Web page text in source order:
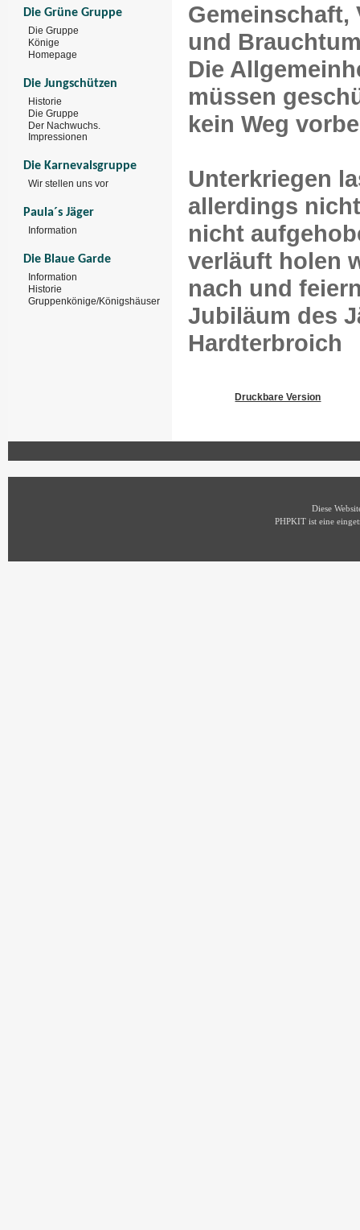
Die Grüne Gruppe
Die Gruppe
Könige
Homepage
Die Jungschützen
Historie
Die Gruppe
Der Nachwuchs.
Impressionen
Die Karnevalsgruppe
Wir stellen uns vor
Paula´s Jäger
Information
Die Blaue Garde
Information
Historie
Gruppenkönige/Königshäuser
Gemeinschaft,
und
Die
müssen
kein Weg
Unterkriegen
allerdings
nicht
verläuft holen
nach und
Jubiläum des
Hardterbroich
Druckbare Version
Diese
PHPKIT ist eine